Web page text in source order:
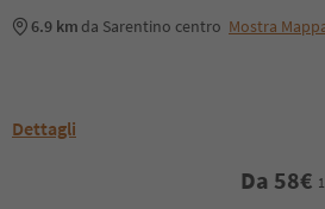
6.9 km da Sarentino centro Mostra
Dettagli
Da 58€